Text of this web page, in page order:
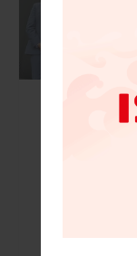
VISIÓN
DE